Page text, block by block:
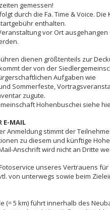
gemessen!
durch die Fa. Time & Voice. Die
enthalten.
vor Ort
dienen größtenteils zur
der von der
Aufgaben wie
Sommerfeste,
zugute.
Hohenbuschei siehe
E-MAIL
Anmeldung stimmt der
zu diesem und künftige
Anschrift wird nicht an Dritte
unseres Vertrauens
von unterwegs sowie beim
(= 5 km) führt innerhalb des